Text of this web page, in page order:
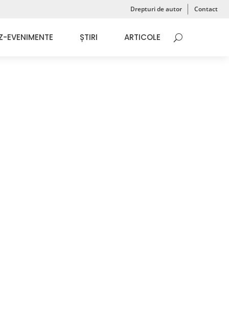
Drepturi de autor Contact
EVENIMENTE ȘTIRI ARTICOLE